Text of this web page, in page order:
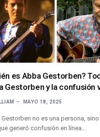
es Abba Gestorben?
Gestorben y la confusión
MAYO 18, 2025
no es una persona,
generó confusión en línea…